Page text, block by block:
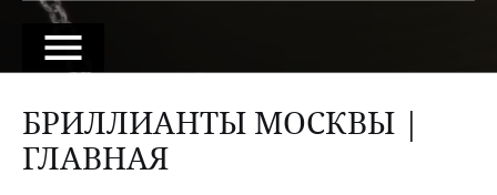
БРИЛЛИАНТЫ МОСКВЫ |
ГЛАВНАЯ